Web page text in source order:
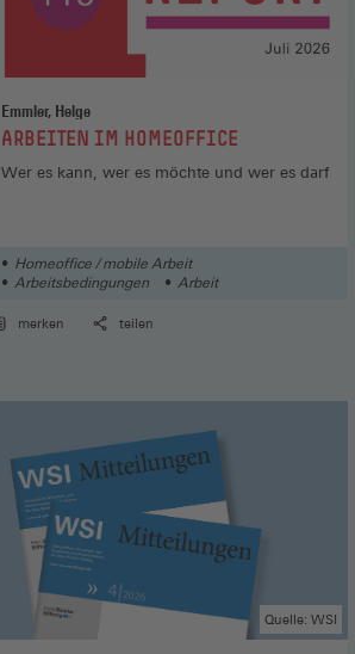
Emmler, Helge
:ARBEITEN IM HOMEOFFICE
Wer es kann, wer es möchte und wer es darf
Homeoffice / mobile Arbeit
Arbeitsbedingungen
Arbeit
merken teilen
Quelle: WSI